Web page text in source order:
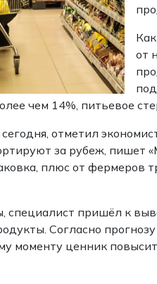
от
чем 14%, питьевое
отметил
за рубеж, пишет
плюс от
специалист пришёл к
Согласно
моменту ценник